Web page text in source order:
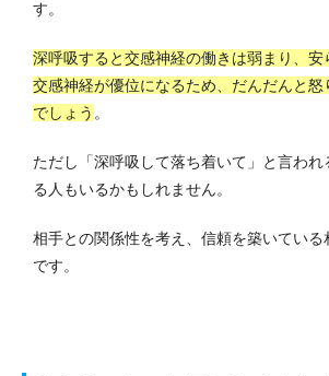
す。
深呼吸すると交感神経の働きは弱まり、安
交感神経が優位になるため、だんだんと怒
でしょう 。
ただし「深呼吸して落ち着いて」と言われ
る人もいるかもしれません。
相手との関係性を考え、信頼を築いている
です。